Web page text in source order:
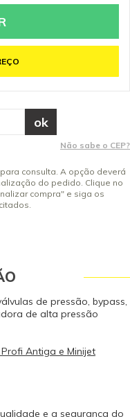
juros
juros
juros
juros
Não sabe o CEP?
consulta. A opção deverá
do pedido. Clique no
compra" e siga os
de pressão, bypass,
de alta pressão
Antiga e Minijet
e a segurança do